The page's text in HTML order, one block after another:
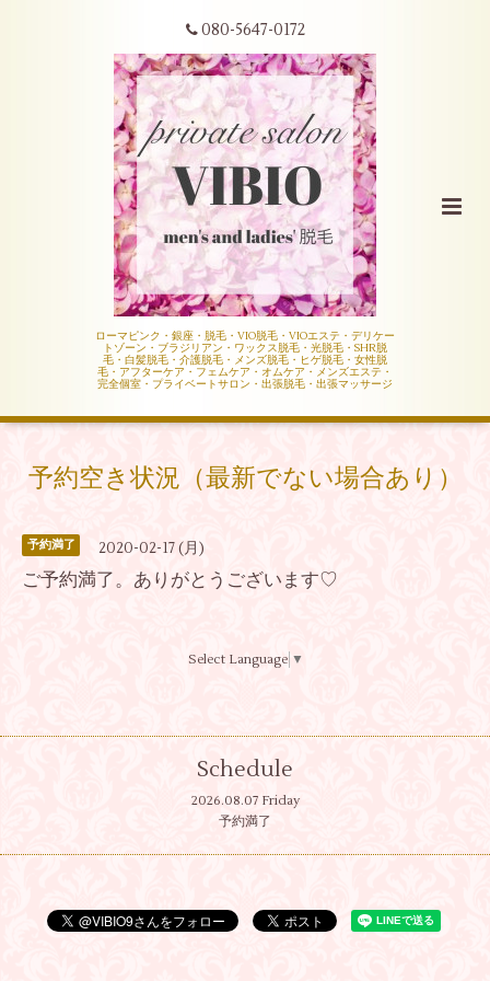
080-5647-0172
ローマピンク・銀座・脱毛・VIO脱毛・VIOエステ・デリケー
トゾーン・ブラジリアン・ワックス脱毛・光脱毛・SHR脱
毛・白髪脱毛・介護脱毛・メンズ脱毛・ヒゲ脱毛・女性脱
毛・アフターケア・フェムケア・オムケア・メンズエステ・
完全個室・プライベートサロン・出張脱毛・出張マッサージ
予約空き状況（最新でない場合あり）
予約満了 2020-02-17 (月)
ご予約満了。ありがとうございます♡
Select Language ▼
Schedule
2026.08.07 Friday
予約満了